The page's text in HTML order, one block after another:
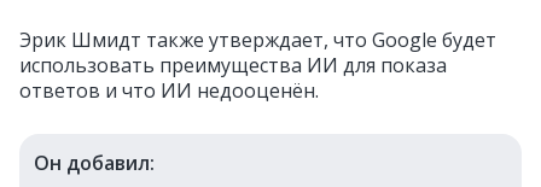
Эрик Шмидт также утверждает, что Google будет
использовать преимущества ИИ для показа
ответов и что ИИ недооценён.
Он добавил: